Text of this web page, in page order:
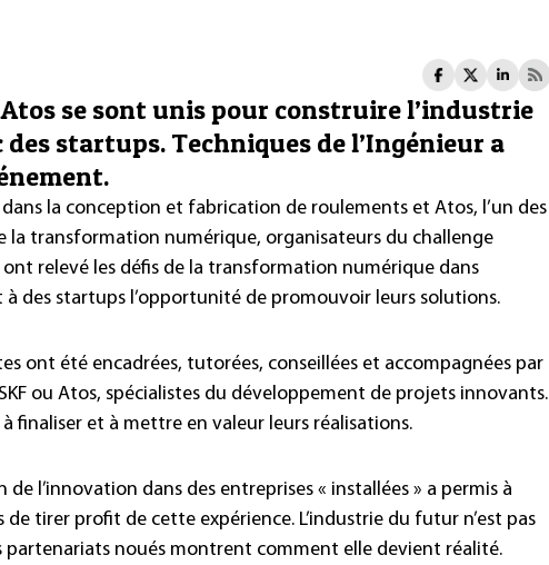
Atos se sont unis pour construire l’industrie
des startups. Techniques de l’Ingénieur a
dans la conception et fabrication de roulements et Atos, l’un des
la transformation numérique, organisateurs du challenge
relevé les défis de la transformation numérique dans
à des startups l’opportunité de promouvoir leurs solutions.
ont été encadrées, tutorées, conseillées et accompagnées par
ou Atos, spécialistes du développement de projets innovants.
finaliser et à mettre en valeur leurs réalisations.
de l’innovation dans des entreprises « installées » a permis à
tirer profit de cette expérience. L’industrie du futur n’est pas
partenariats noués montrent comment elle devient réalité.